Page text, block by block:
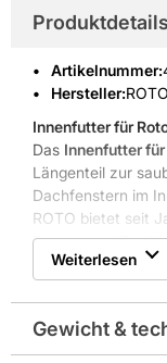
Produktdetails
Artikelnummer:
Hersteller:ROTO
Innenfutter für
Das Innenfutter
Längenteil zur
Dachfenstern im
ROTO bietet seit
Fenster und
Innenfutter
Optik und
Pflegeleichter,
Einfache Montage
Moderne Optik für
Weiterlesen
Gewicht &